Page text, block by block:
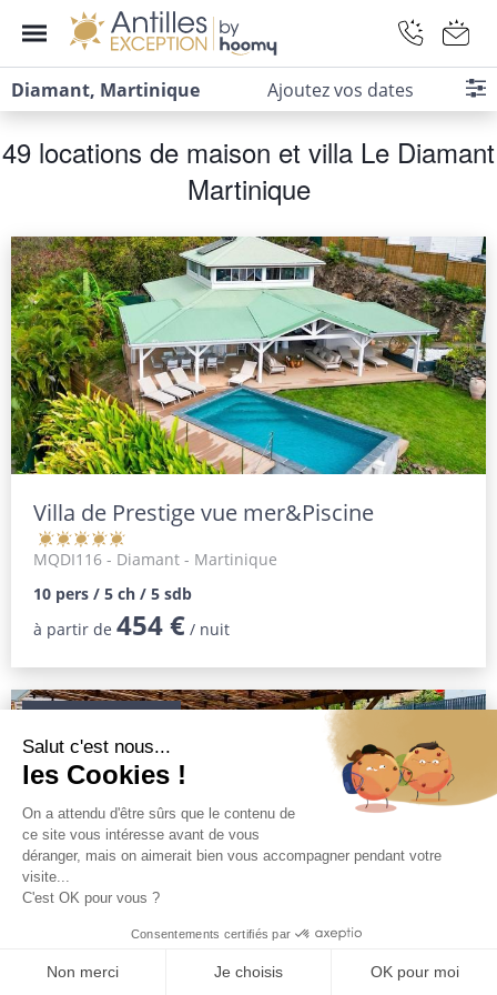
Diamant, Martinique Ajoutez vos dates
49 locations de maison et villa Le Diamant
Martinique
Villa de Prestige vue mer&Piscine
MQDI116- Diamant - Martinique
10 pers / 5 ch / 5 sdb
à partir de 454 € / nuit
Villa de Luxe en Ville, Plage à pied